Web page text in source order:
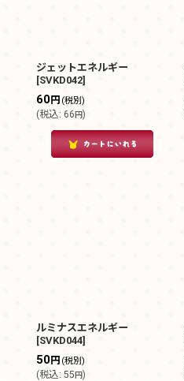
ジェットエネルギー
[SVKD042]
60円 (税別)
(税込: 66円)
ルミナスエネルギー
[SVKD044]
50円 (税別)
(税込: 55円)